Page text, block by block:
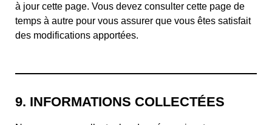
à jour cette page. Vous devez consulter cette page de
temps à autre pour vous assurer que vous êtes satisfait
des modifications apportées.
9. INFORMATIONS COLLECTÉES